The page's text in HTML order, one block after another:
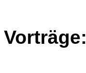
Vorträge: